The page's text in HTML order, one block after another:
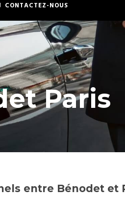
CONTACTEZ-NOUS
Paris
entre Bénodet et